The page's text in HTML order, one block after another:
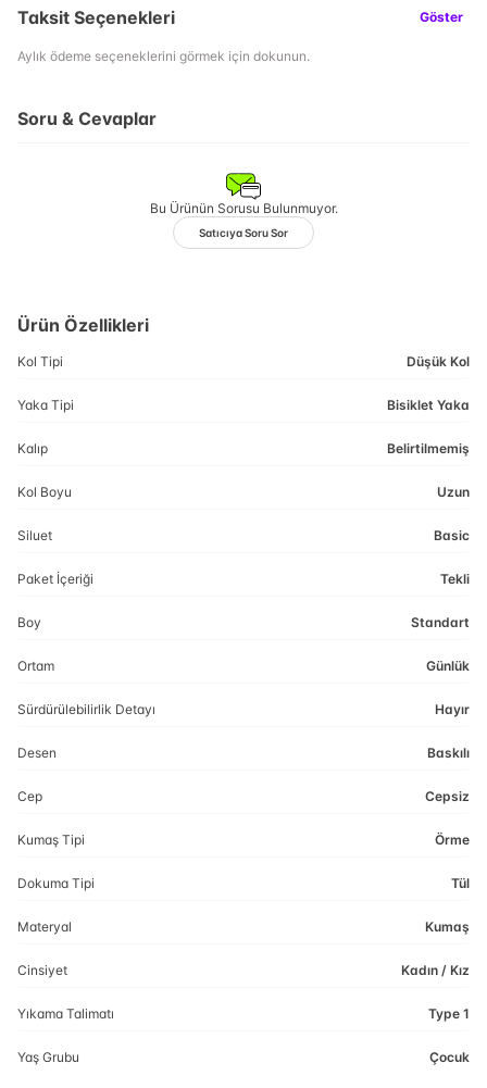
Taksit Seçenekleri Göster
Aylık ödeme seçeneklerini görmek için dokunun.
Soru & Cevaplar
Bu Ürünün Sorusu Bulunmuyor.
Satıcıya Soru Sor
Ürün Özellikleri
Kol Tipi Düşük Kol
Yaka Tipi Bisiklet Yaka
Kalıp Belirtilmemiş
Kol Boyu Uzun
Siluet Basic
Paket İçeriği Tekli
Boy Standart
Ortam Günlük
Sürdürülebilirlik Detayı Hayır
Desen Baskılı
Cep Cepsiz
Kumaş Tipi Örme
Dokuma Tipi Tül
Materyal Kumaş
Cinsiyet Kadın / Kız
Yıkama Talimatı Type 1
Yaş Grubu Çocuk